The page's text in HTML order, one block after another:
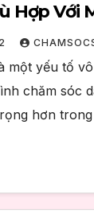
Hợp Với
một yếu tố
chăm sóc
hơn